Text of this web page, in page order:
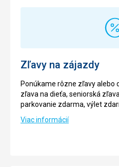
Zľavy na zájazdy
Ponúkame rôzne zľavy alebo
zľava na dieťa, seniorská
parkovanie zdarma, výlet
Viac informácií